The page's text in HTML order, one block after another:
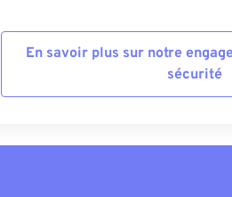
En savoir plus sur notre
sécurité